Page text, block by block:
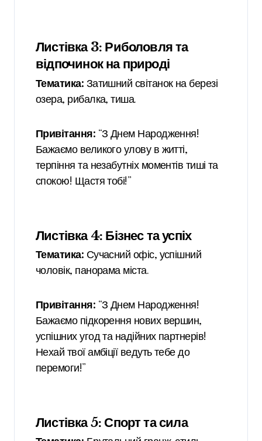
Листівка 3: Риболовля та
відпочинок на природі
Тематика: Затишний світанок на березі
озера, рибалка, тиша.
Привітання: “З Днем Народження!
Бажаємо великого улову в житті,
терпіння та незабутніх моментів тиші та
спокою! Щастя тобі!”
Листівка 4: Бізнес та успіх
Тематика: Сучасний офіс, успішний
чоловік, панорама міста.
Привітання: “З Днем Народження!
Бажаємо підкорення нових вершин,
успішних угод та надійних партнерів!
Нехай твої амбіції ведуть тебе до
перемоги!”
Листівка 5: Спорт та сила